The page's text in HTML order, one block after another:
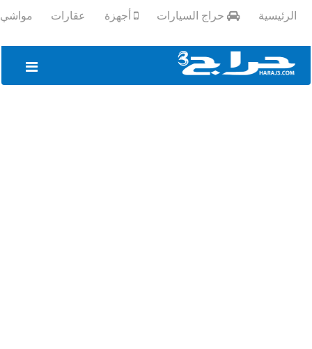
الرئيسية حراج السيارات أجهزة عقارات مواشي
تسجيل
الدخول